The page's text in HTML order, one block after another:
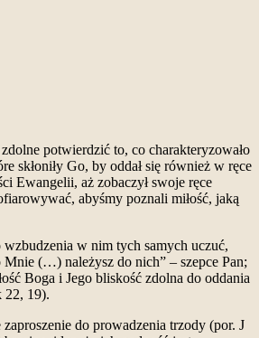
potwierdzić to, co charakteryzowało
skłoniły Go, by oddał się również w ręce
Ewangelii, aż zobaczył swoje ręce
abyśmy poznali miłość, jaką
w nim tych samych uczuć,
Mnie (…) należysz do nich” – szepce Pan;
Boga i Jego bliskość zdolna do oddania
22, 19).
do prowadzenia trzody (por. J